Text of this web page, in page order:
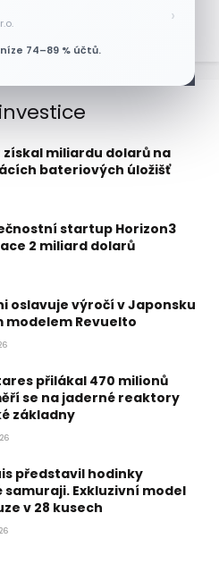
›
74–89 % účtů.
investice
získal miliardu dolarů na
bateriových úložišť
startup Horizon3
2 miliard dolarů
oslavuje výročí v Japonsku
modelem Revuelto
přilákal 470 milionů
se na jaderné reaktory
základny
představil hodinky
samuraji. Exkluzivní model
v 28 kusech